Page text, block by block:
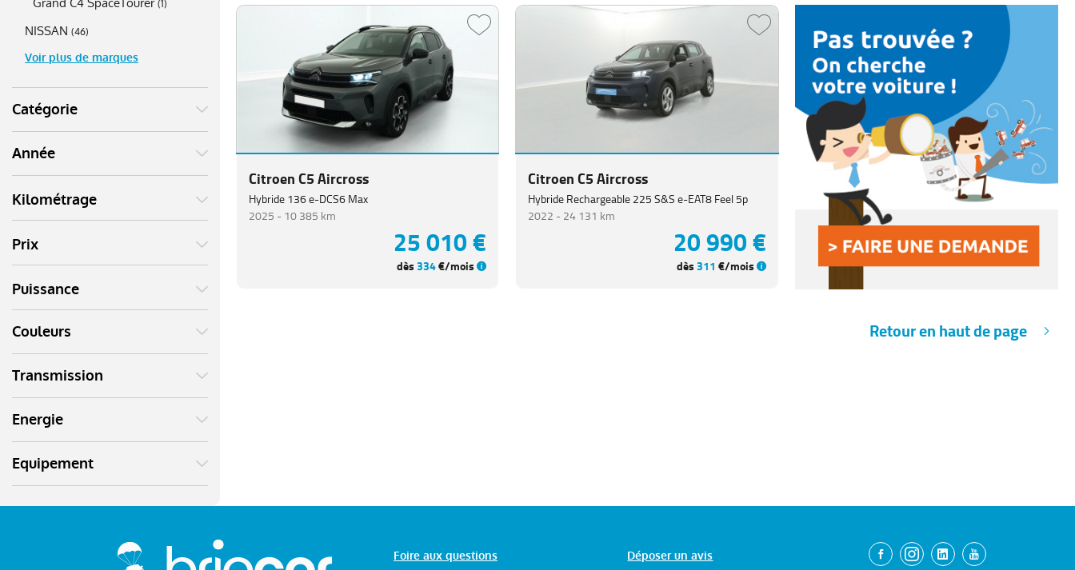
(1)
NISSAN (46)
Voir plus de marques
Catégorie
Année
Kilométrage
Prix
Puissance
Couleurs
Transmission
Energie
Equipement
Citroen C5 Aircross
Hybride 136 e-DCS6 Max
2025 - 10 385 km
25 010 €
dès334€/mois
Citroen C5 Aircross
Hybride Rechargeable 225 S&S e-EAT8 Feel 5p
2022 -24 131 km
20 990 €
dès311 €/mois
Retour en haut de page
Foire aux questions Déposer un avis